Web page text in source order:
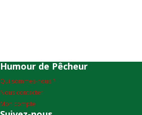
Humour de Pêcheur
Qui sommes-nous ?
Nous contacter
Mon compte